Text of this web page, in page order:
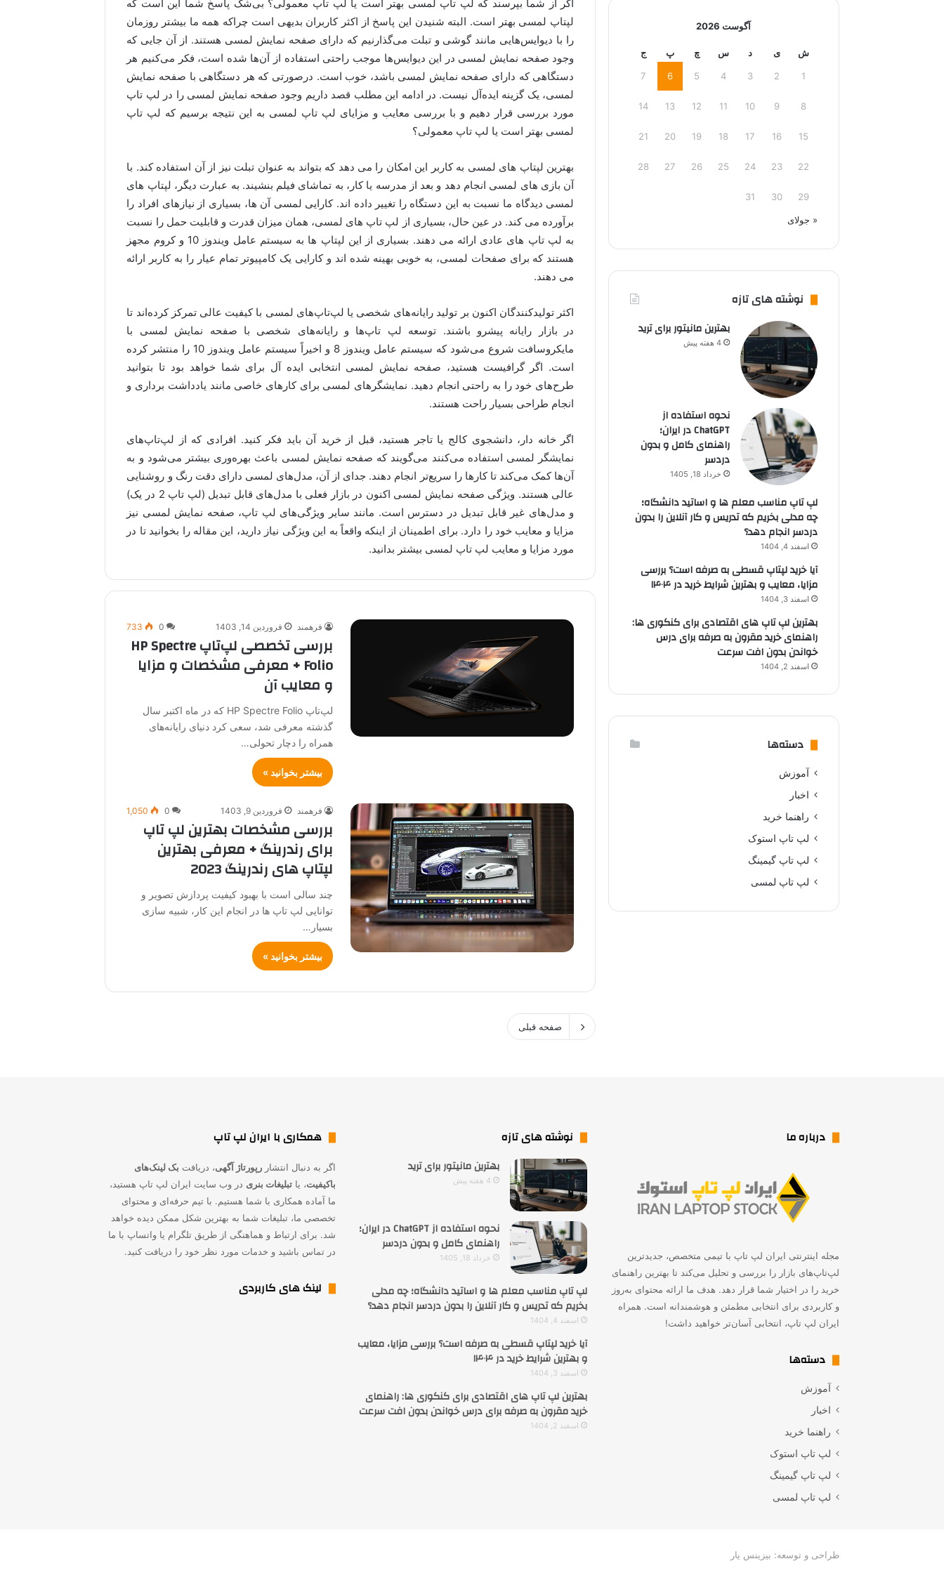
اگر از شما بپرسند که لپ تاپ لمسی بهتر است یا لپ تاپ معمولی؟ بی‌شک پاسخ شما این است که
لپتاپ لمسی بهتر است. البته شنیدن این پاسخ از اکثر کاربران بدیهی است چراکه همه ما بیشتر روزمان
را با دیوایس‌هایی مانند گوشی و تبلت می‌گذارنیم که دارای صفحه نمایش لمسی هستند. از آن جایی که
وجود صفحه نمایش لمسی در این دیوایس‌ها موجب راحتی استفاده از آن‌ها شده است، فکر می‌کنیم هر
دستگاهی که دارای صفحه نمایش لمسی باشد، خوب است. درصورتی که هر دستگاهی با صفحه نمایش
لمسی، یک گزینه ایده‌آل نیست. در ادامه این مطلب قصد داریم وجود صفحه نمایش لمسی را در لپ تاپ
مورد بررسی قرار دهیم و با بررسی معایب و مزایای لپ تاپ لمسی به این نتیجه برسیم که لپ تاپ
لمسی بهتر است یا لپ تاپ معمولی؟
بهترین لپتاپ های لمسی به کاربر این امکان را می دهد که بتواند به عنوان تبلت نیز از آن استفاده کند. با
آن بازی های لمسی انجام دهد و بعد از مدرسه یا کار، به تماشای فیلم بنشیند. به عبارت دیگر، لپتاپ های
لمسی دیدگاه ما نسبت به این دستگاه را تغییر داده اند. کارایی لمسی آن ها، بسیاری از نیازهای افراد را
برآورده می کند. در عین حال، بسیاری از لپ تاپ های لمسی، همان میزان قدرت و قابلیت حمل را نسبت
به لپ تاپ های عادی ارائه می دهند. بسیاری از این لپتاپ ها به سیستم عامل ویندوز 10 و کروم مجهز
هستند که برای صفحات لمسی، به خوبی بهینه شده اند و کارایی یک کامپیوتر تمام عیار را به کاربر ارائه
می دهند.
اکثر تولیدکنندگان اکنون بر تولید رایانه‌های شخصی یا لپ‌تاپ‌های لمسی با کیفیت عالی تمرکز کرده‌اند تا
در بازار رایانه پیشرو باشند. توسعه لپ تاپ‌ها و رایانه‌های شخصی با صفحه نمایش لمسی با
مایکروسافت شروع می‌شود که سیستم عامل ویندوز 8 و اخیراً سیستم عامل ویندوز 10 را منتشر کرده
است. اگر گرافیست هستید، صفحه نمایش لمسی انتخابی ایده آل برای شما خواهد بود تا بتوانید
طرح‌های خود را به راحتی انجام دهید. نمایشگرهای لمسی برای کارهای خاصی مانند یادداشت برداری و
انجام طراحی بسیار راحت هستند.
اگر خانه دار، دانشجوی کالج یا تاجر هستید، قبل از خرید آن باید فکر کنید. افرادی که از لپ‌تاپ‌های
نمایشگر لمسی استفاده می‌کنند می‌گویند که صفحه نمایش لمسی باعث بهره‌وری بیشتر می‌شود و به
آن‌ها کمک می‌کند تا کارها را سریع‌تر انجام دهند. جدای از آن، مدل‌های لمسی دارای دقت رنگ و روشنایی
عالی هستند. ویژگی صفحه نمایش لمسی اکنون در بازار فعلی با مدل‌های قابل تبدیل (لپ تاپ 2 در یک)
و مدل‌های غیر قابل تبدیل در دسترس است. مانند سایر ویژگی‌های لپ تاپ، صفحه نمایش لمسی نیز
مزایا و معایب خود را دارد. برای اطمینان از اینکه واقعاً به این ویژگی نیاز دارید، این مقاله را بخوانید تا در
مورد مزایا و معایب لپ تاپ لمسی بیشتر بدانید.
فرهمند فروردین 14, 1403 0
733
بررسی تخصصی لپ‌تاپ HP Spectre
Folio + معرفی مشخصات و مزایا
و معایب آن
لپ‌تاپ HP Spectre Folio که در ماه اکتبر سال
گذشته معرفی شد، سعی کرد دنیای رایانه‌های
همراه را دچار تحولی…
بیشتر بخوانید »
فرهمند فروردین 9, 1403 0
1,050
بررسی مشخصات بهترین لپ تاپ
برای رندرینگ + معرفی بهترین
لپتاپ های رندرینگ 2023
چند سالی است با بهبود کیفیت پردازش تصویر و
توانایی لپ تاپ ها در انجام این کار، شبیه سازی
بسیار…
بیشتر بخوانید »
صفحه قبلی
آگوست 2026
ش ی د س چ پ ج
1
2
3
4
5
6
7
8
9
10
11
12
13
14
15
16
17
18
19
20
21
22
23
24
25
26
27
28
29
30
31
« جولای
نوشته های تازه
بهترین مانیتور برای ترید
4 هفته پیش
نحوه استفاده از
ChatGPT در ایران؛
راهنمای کامل و بدون
دردسر
خرداد 18, 1405
لپ تاپ مناسب معلم ها و اساتید دانشگاه؛
چه مدلی بخریم که تدریس و کار آنلاین را بدون
دردسر انجام دهد؟
اسفند 4, 1404
آیا خرید لپتاپ قسطی به صرفه است؟ بررسی
مزایا، معایب و بهترین شرایط خرید در ۱۴۰۴
اسفند 3, 1404
بهترین لپ تاپ های اقتصادی برای کنکوری ها:
راهنمای خرید مقرون به صرفه برای درس
خواندن بدون افت سرعت
اسفند 2, 1404
دسته‌ها
آموزش
اخبار
راهنما خرید
لپ تاپ استوک
لپ تاپ گیمینگ
لپ تاپ لمسی
درباره ما
مجله اینترنتی ایران لپ تاپ با تیمی متخصص، جدیدترین
لپ‌تاپ‌های بازار را بررسی و تحلیل می‌کند تا بهترین راهنمای
خرید را در اختیار شما قرار دهد. هدف ما ارائه محتوای به‌روز
و کاربردی برای انتخابی مطمئن و هوشمندانه است. همراه
ایران لپ تاپ، انتخابی آسان‌تر خواهید داشت!
دسته‌ها
آموزش
اخبار
راهنما خرید
لپ تاپ استوک
لپ تاپ گیمینگ
لپ تاپ لمسی
نوشته های تازه
بهترین مانیتور برای ترید
4 هفته پیش
نحوه استفاده از ChatGPT در ایران؛
راهنمای کامل و بدون دردسر
خرداد 18, 1405
لپ تاپ مناسب معلم ها و اساتید دانشگاه؛ چه مدلی
بخریم که تدریس و کار آنلاین را بدون دردسر انجام دهد؟
اسفند 4, 1404
آیا خرید لپتاپ قسطی به صرفه است؟ بررسی مزایا، معایب
و بهترین شرایط خرید در ۱۴۰۴
اسفند 3, 1404
بهترین لپ تاپ های اقتصادی برای کنکوری ها: راهنمای
خرید مقرون به صرفه برای درس خواندن بدون افت سرعت
اسفند 2, 1404
همکاری با ایران لپ تاپ
اگر به دنبال انتشاررپورتاژ آگهی، دریافت بک لینک‌های
باکیفیت، یاتبلیغات بنری در وب سایت ایران لپ تاپ هستید،
ما آماده همکاری با شما هستیم. با تیم حرفه‌ای و محتوای
تخصصی ما، تبلیغات شما به بهترین شکل ممکن دیده خواهد
شد. برای ارتباط و هماهنگی از طریق تلگرام یا واتساپ با ما
در تماس باشید و خدمات مورد نظر خود را دریافت کنید.
لینک های کاربردی
طراحی و توسعه: بیزینس یار